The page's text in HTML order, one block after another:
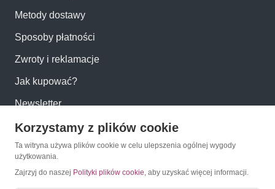
Metody dostawy
Sposoby płatności
Zwroty i reklamacje
Jak kupować?
Newsletter
Konto
Moje konto
Korzystamy z plików cookie
Ta witryna używa plików cookie w celu ulepszenia ogólnej wygody
użytkowania.
Zajrzyj do naszej Polityki plików cookie, aby uzyskać więcej informacji.